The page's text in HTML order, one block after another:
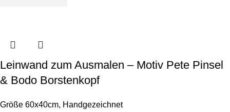
Leinwand zum Ausmalen – Motiv Pete Pinsel
& Bodo Borstenkopf
Größe 60x40cm, Handgezeichnet